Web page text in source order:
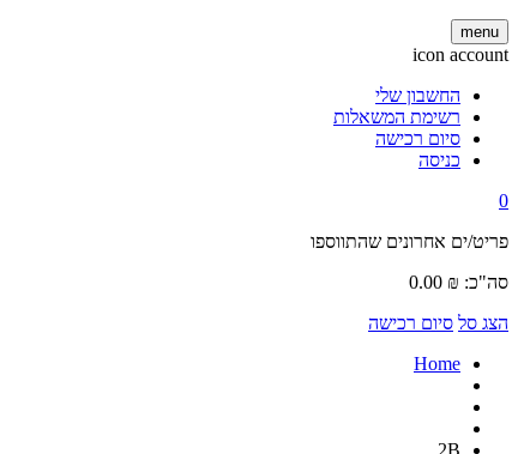
menu
icon account
החשבון שלי
רשימת המשאלות
סיום רכישה
כניסה
0
פריט/ים אחרונים שהתווספו
סה"כ:
0.00 ₪
הצג סל סיום רכישה
Home
2B